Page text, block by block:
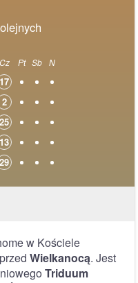
Cz Pt Sb N
17
2
25
13
29
w Kościele
Wielkanocą. Jest
Triduum